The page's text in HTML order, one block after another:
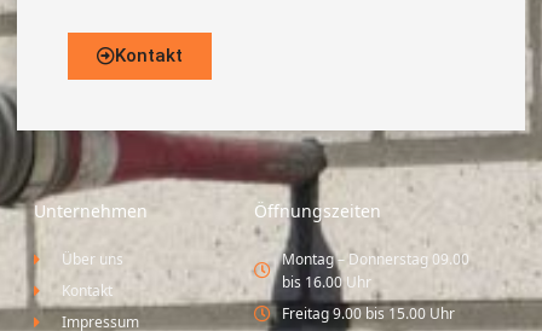
Kontakt
Unternehmen
Über uns
Kontakt
Impressum
Öffnungszeiten
Montag – Donnerstag 09.00
bis 16.00 Uhr
Freitag 9.00 bis 15.00 Uhr